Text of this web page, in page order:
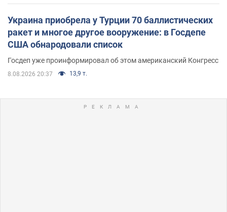
Украина приобрела у Турции 70 баллистических
ракет и многое другое вооружение: в Госдепе
США обнародовали список
Госдеп уже проинформировал об этом американский Конгресс
8.08.2026 20:37 13,9 т.